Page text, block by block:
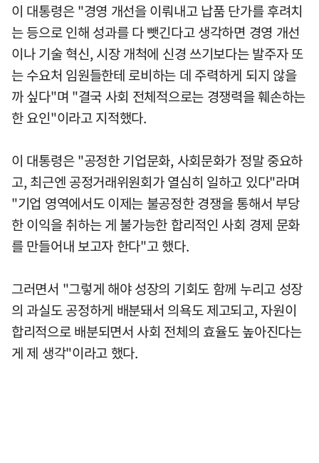
이 대통령은 "경영 개선을 이뤄내고 납품 단가를 후려치
는 등으로 인해 성과를 다 뺏긴다고 생각하면 경영 개선
이나 기술 혁신, 시장 개척에 신경 쓰기보다는 발주자 또
는 수요처 임원들한테 로비하는 데 주력하게 되지 않을
까 싶다"며 "결국 사회 전체적으로는 경쟁력을 훼손하는
한 요인"이라고 지적했다.
이 대통령은 "공정한 기업문화, 사회문화가 정말 중요하
고, 최근엔 공정거래위원회가 열심히 일하고 있다"라며
"기업 영역에서도 이제는 불공정한 경쟁을 통해서 부당
한 이익을 취하는 게 불가능한 합리적인 사회 경제 문화
를 만들어내 보고자 한다"고 했다.
그러면서 "그렇게 해야 성장의 기회도 함께 누리고 성장
의 과실도 공정하게 배분돼서 의욕도 제고되고, 자원이
합리적으로 배분되면서 사회 전체의 효율도 높아진다는
게 제 생각"이라고 했다.